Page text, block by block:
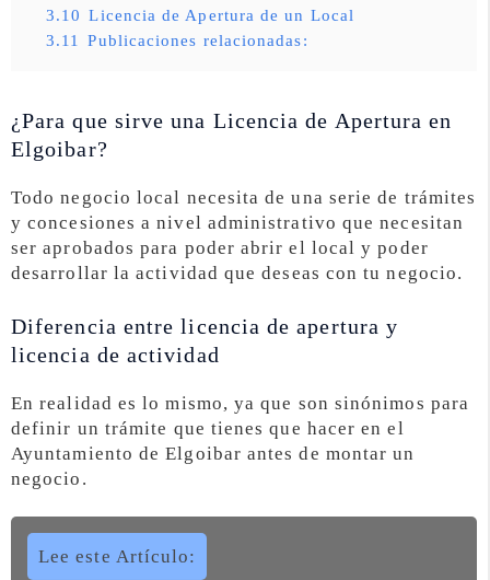
3.10 Licencia de Apertura de un Local
3.11
Publicaciones relacionadas:
¿Para que sirve una Licencia de Apertura en
Elgoibar?
Todo negocio local necesita de una serie de trámites
y concesiones a nivel administrativo que necesitan
ser aprobados para poder abrir el local y poder
desarrollar la actividad que deseas con tu negocio.
Diferencia entre licencia de apertura y
licencia de actividad
En realidad es lo mismo, ya que son sinónimos para
definir un trámite que tienes que hacer en el
Ayuntamiento de Elgoibar antes de montar un
negocio.
Lee este Artículo: